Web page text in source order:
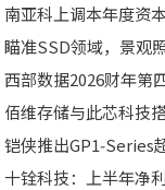
南亚科上调本年度资
瞄准SSD领域，景观
西部数据2026财年第
佰维存储与此芯科技
铠侠推出GP1‑Series
十铨科技：上半年净